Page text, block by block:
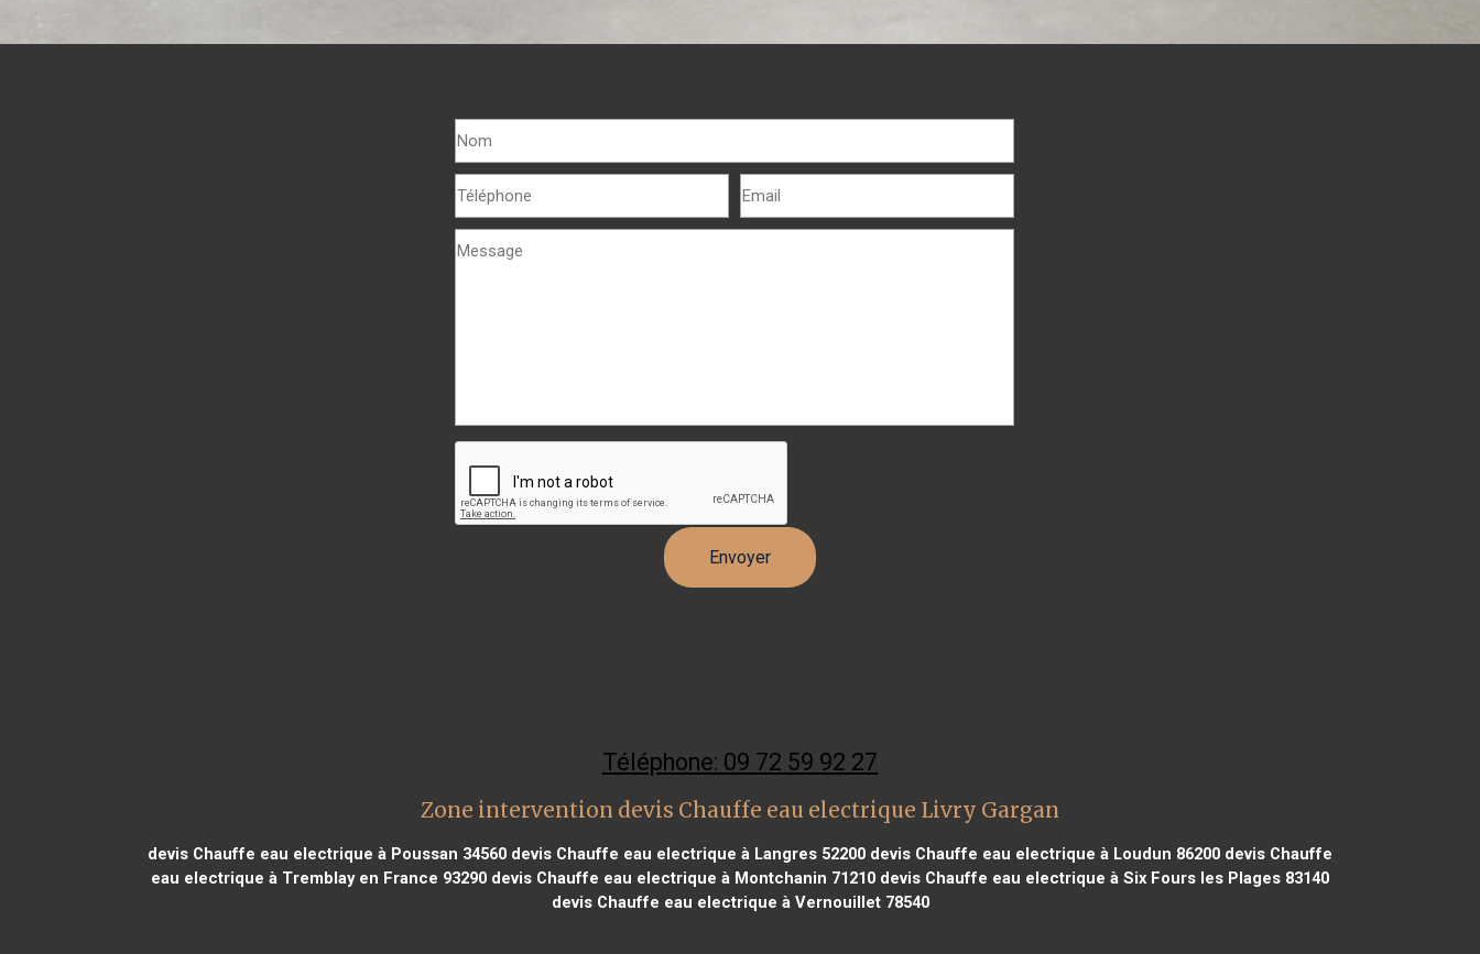
Téléphone: 09 72 59 92 27
Zone intervention devis Chauffe eau electrique Livry Gargan
devis Chauffe eau electrique à Poussan 34560 devis Chauffe eau electrique à Langres 52200 devis Chauffe eau electrique à Loudun 86200 devis Chauffe
eau electrique à Tremblay en France 93290 devis Chauffe eau electrique à Montchanin 71210 devis Chauffe eau electrique à Six Fours les Plages 83140
devis Chauffe eau electrique à Vernouillet 78540